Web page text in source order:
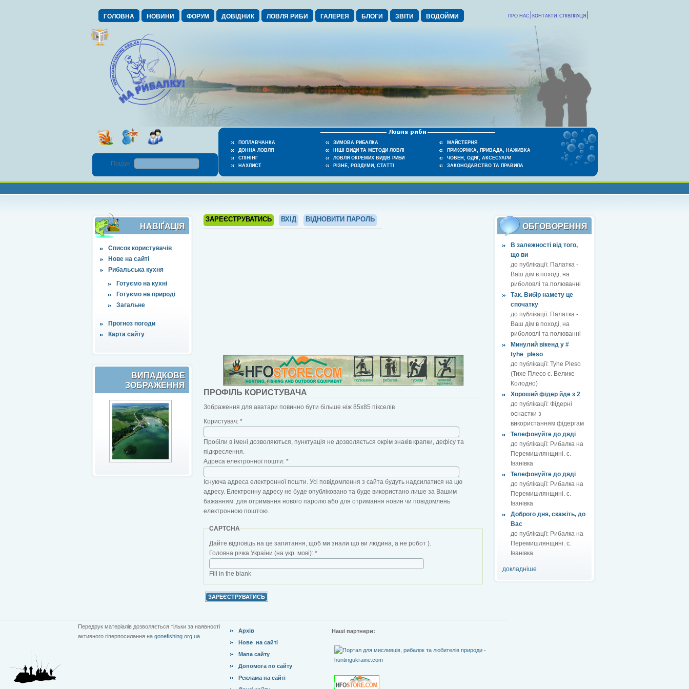
ГОЛОВНА НОВИНИ ФОРУМ ДОВІДНИК ЛОВЛЯ РИБИ ГАЛЕРЕЯ БЛОГИ ЗВІТИ ВОДОЙМИ СПІВПРАЦЯ
КОНТАКТИ
ПРО НАС
ПОПЛАВЧАНКА
ДОННА ЛОВЛЯ
СПІНІНГ
НАХЛИСТ
ЗИМОВА РИБАЛКА
ІНШІ ВИДИ ТА МЕТОДИ ЛОВЛІ
ЛОВЛЯ ОКРЕМИХ ВИДІВ РИБИ
РІЗНЕ, РОЗДУМИ, СТАТТІ
МАЙСТЕРНЯ
ПРИКОРМКА, ПРИВАДА, НАЖИВКА
ЧОВЕН, ОДЯГ, АКСЕСУАРИ
ЗАКОНОДАВСТВО ТА ПРАВИЛА
Пошук :
НАВІҐАЦІЯ
Список користувачів
Нове на сайті
Рибальська кухня
Готуємо на кухні
Готуємо на природі
Загальне
Прогноз погоди
Карта сайту
ВИПАДКОВЕ
ЗОБРАЖЕННЯ
ЗАРЕЄСТРУВАТИСЬ ВХІД ВІДНОВИТИ ПАРОЛЬ
ОБГОВОРЕННЯ
В залежності від того,
що ви
до публікації: Палатка -
Ваш дім в поході, на
риболовлі та полюванні
Так. Вибір намету це
спочатку
до публікації: Палатка -
Ваш дім в поході, на
риболовлі та полюванні
Минулий вікенд у #
tyhe_pleso
до публікації: Tyhe Pleso
(Тихе Плесо с. Велике
Колодно)
Хороший фідер йде з 2
до публікації: Фідерні
оснастки з
використанням фідергам
Телефонуйте до дяді
до публікації: Рибалка на
Перемишлянщині. с.
Іванівка
Телефонуйте до дяді
до публікації: Рибалка на
Перемишлянщині. с.
Іванівка
Доброго дня, скажіть, до
Вас
до публікації: Рибалка на
Перемишлянщині. с.
Іванівка
докладніше
ПРОФІЛЬ КОРИСТУВАЧА
Зображення для аватари повинно бути більше ніж 85x85 пікселів
Користувач: *
Пробіли в імені дозволяються, пунктуація не дозволяється окрім знаків крапки, дефісу та
підкреслення.
Адреса електронної пошти: *
Існуюча адреса електронної пошти. Усі повідомлення з сайта будуть надсилатися на цю
адресу. Електронну адресу не буде опубліковано та буде використано лише за Вашим
бажанням: для отримання нового паролю або для отримання новин чи повідомлень
електронною поштою.
CAPTCHA
Дайте відповідь на це запитання, щоб ми знали що ви людина, а не робот ).
Головна річка України (на укр. мові): *
Fill in the blank
Передрук матеріалів дозволяється тільки за наявності
активного гіперпосилання на gonefishing.org.ua
Архів
Нове на сайті
Мапа сайту
Допомога по сайту
Реклама на сайті
Наші партнери: